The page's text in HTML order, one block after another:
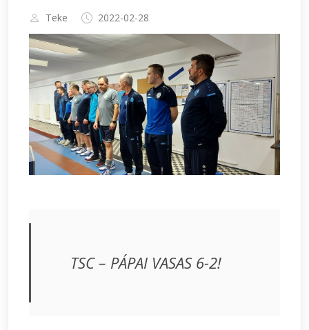
Teke 2022-02-28
TSC – PÁPAI VASAS 6-2!